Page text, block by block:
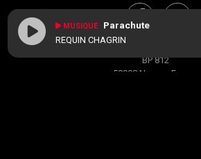
BP 812
58008 Nevers, France
MUSIQUE Parachute
REQUIN CHAGRIN